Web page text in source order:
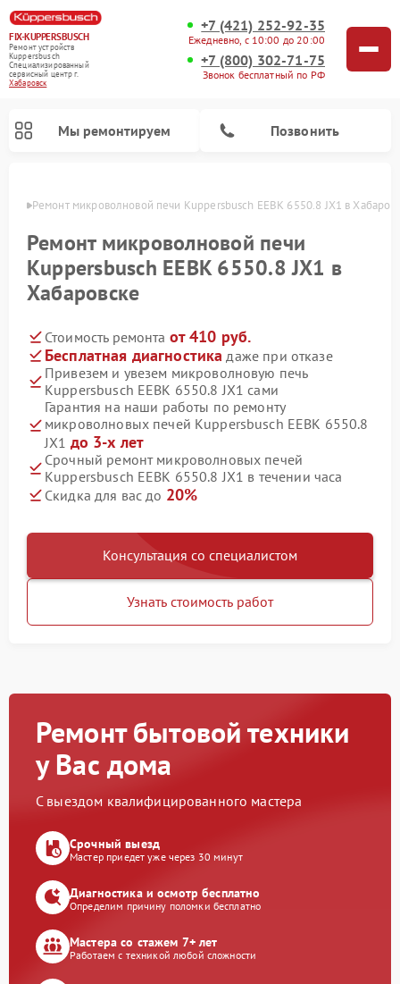
FIX-KUPPERSBUSCH
Ремонт устройств
Kuppersbusch
Специализированный
cервисный центр г.
Хабаровск
+7 (421) 252-92-35
Ежедневно, с 10:00 до 20:00
+7 (800) 302-71-75
Звонок бесплатный по РФ
Мы ремонтируем Позвонить
Ремонт микроволновой печи Kuppersbusch EEBK 6550.8 JX1 в
Ремонт микроволновой печи
Kuppersbusch EEBK 6550.8 JX1 в
Хабаровске
Стоимость ремонта от 410 руб.
Бесплатная диагностика даже при отказе
Привезем и увезем микроволновую печь
Kuppersbusch EEBK 6550.8 JX1 сами
Гарантия на наши работы по ремонту
микроволновых печей Kuppersbusch EEBK 6550.8
JX1 до 3-х лет
Срочный ремонт микроволновых печей
Kuppersbusch EEBK 6550.8 JX1 в течении часа
Скидка для вас до 20%
Консультация со специалистом
Узнать стоимость работ
Ремонт бытовой техники
у Вас дома
С выездом квалифицированного мастера
Срочный выезд
Мастер приедет уже через 30 минут
Диагностика и осмотр бесплатно
Определим причину поломки бесплатно
Мастера со стажем 7+ лет
Работаем с техникой любой сложности